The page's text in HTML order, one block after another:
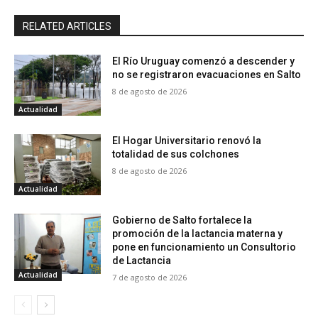
RELATED ARTICLES
Actualidad
El Río Uruguay comenzó a descender y
no se registraron evacuaciones en Salto
8 de agosto de 2026
Actualidad
El Hogar Universitario renovó la
totalidad de sus colchones
8 de agosto de 2026
Actualidad
Gobierno de Salto fortalece la
promoción de la lactancia materna y
pone en funcionamiento un Consultorio
de Lactancia
7 de agosto de 2026